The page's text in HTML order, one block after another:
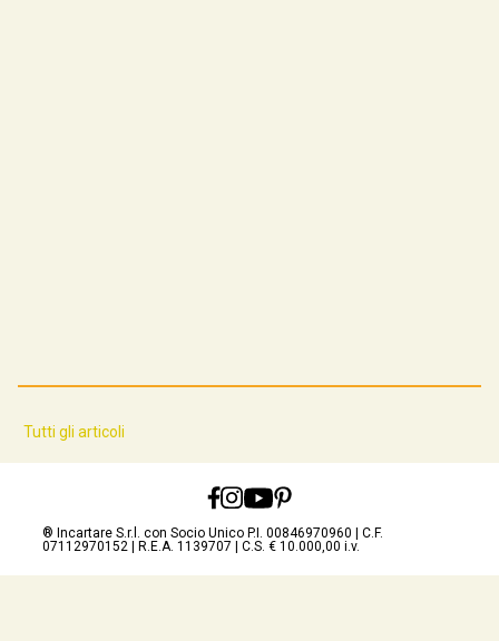
Tutti gli articoli
® Incartare S.r.l. con Socio Unico P.I. 00846970960 | C.F.
07112970152 | R.E.A. 1139707 | C.S. € 10.000,00 i.v.